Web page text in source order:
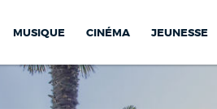
MUSIQUE CINÉMA JEUNESSE